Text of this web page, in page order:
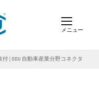
メニュー
| ODU 自動車産業分野コネクタ